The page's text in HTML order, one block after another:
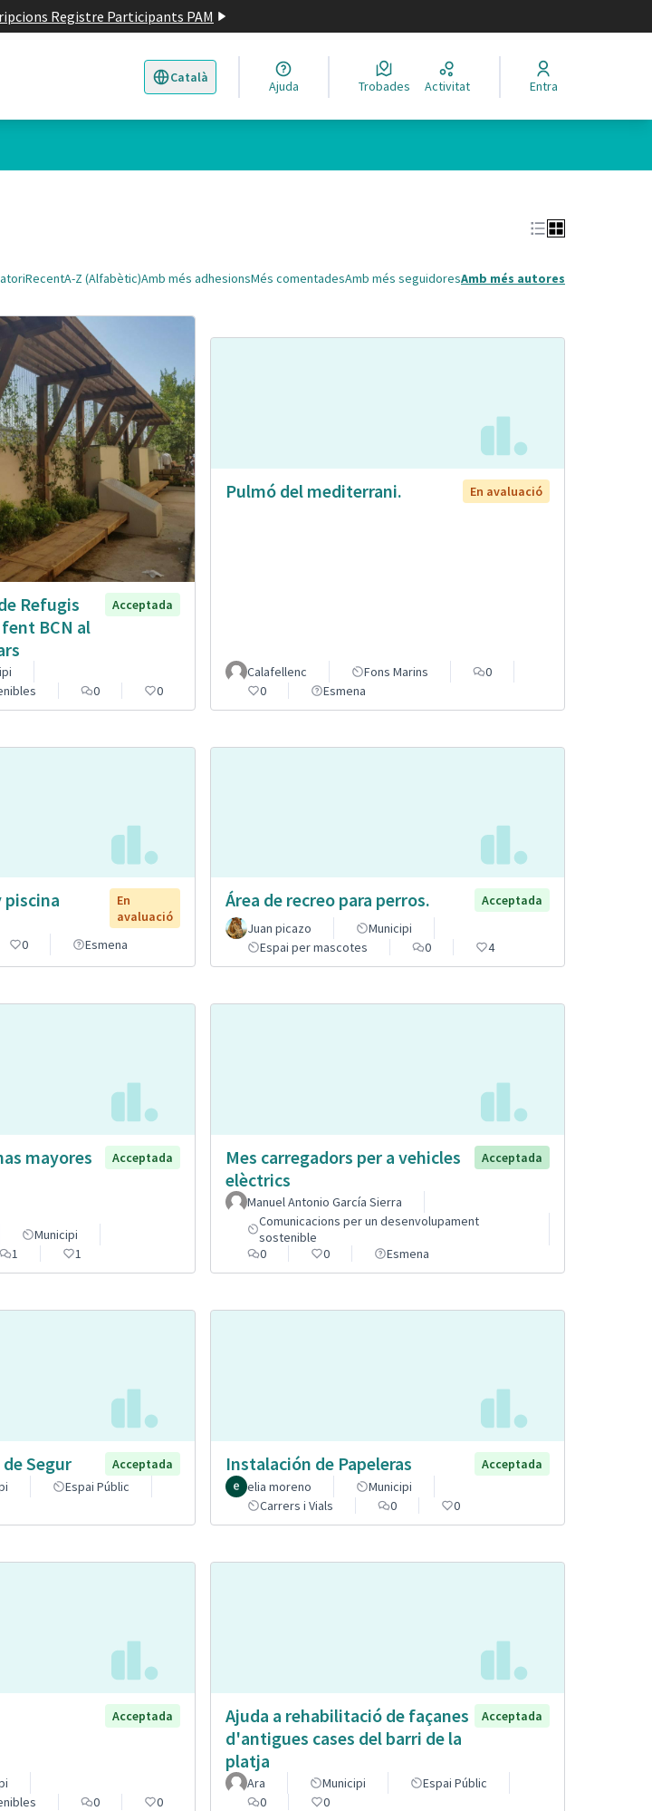
Registre Participants PAM
Català
Triar la llengua Elegir el idioma
Ajuda Trobades Activitat Entra
RecentA-Z (Alfabètic)Amb més adhesionsMés comentadesAmb més seguidoresAmb més autores
Refugis
BCN al
Acceptada
0 0
Pulmó del mediterrani. En avaluació
Calafellenc Fons Marins
0
0
Esmena
En
avaluació
0 Esmena
Área de recreo para perros.
Acceptada
Juan picazo
Municipi
Espai per mascotes
0 4
mayores Acceptada
Municipi
1 1
Mes carregadors per a vehicles
elèctrics
Acceptada
Manuel Antonio García Sierra
Comunicacions per un desenvolupament
sostenible
0
0 Esmena
Segur
Acceptada
Espai Públic
Instalación de Papeleras
Acceptada
elia moreno
Municipi
Carrers i Vials
0 0
Acceptada
0 0
Ajuda a rehabilitació de façanes
d'antigues cases del barri de la
platja
Acceptada
Ara Municipi
Espai Públic
0
0